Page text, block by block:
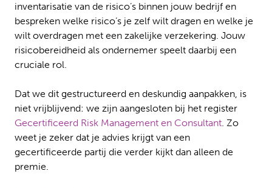
inventarisatie van de risico’s binnen jouw bedrijf en
bespreken welke risico’s je zelf wilt dragen en welke je
wilt overdragen met een zakelijke verzekering. Jouw
risicobereidheid als ondernemer speelt daarbij een
cruciale rol.
Dat we dit gestructureerd en deskundig aanpakken, is
niet vrijblijvend: we zijn aangesloten bij het register
Gecertificeerd Risk Management en Consultant. Zo
weet je zeker dat je advies krijgt van een
gecertificeerde partij die verder kijkt dan alleen de
premie.